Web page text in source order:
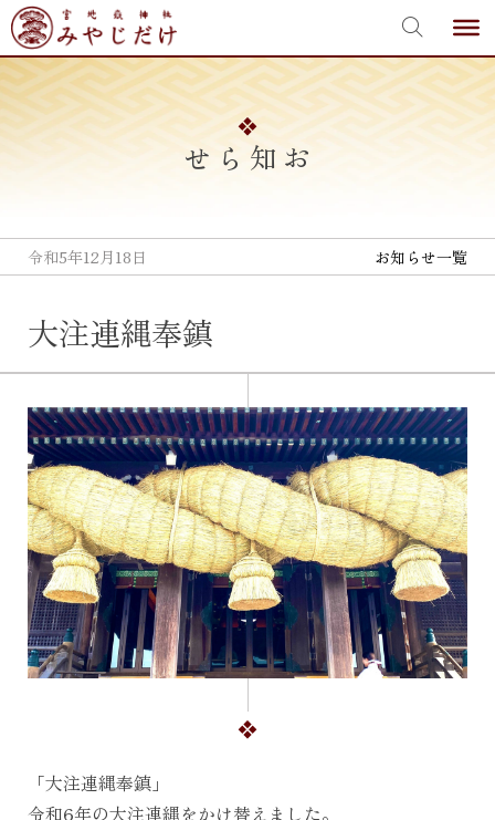
Skip
to
content
お知らせ
令和5年12月18日 お知らせ一覧
大注連縄奉鎮
「大注連縄奉鎮」
令和6年の大注連縄をかけ替えました。